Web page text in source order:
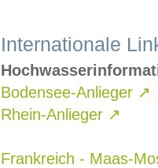
Internationale
Bodensee-Anlieger ↗
Rhein-Anlieger ↗
Frankreich - Maas-